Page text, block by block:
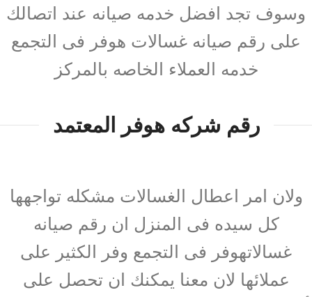
وسوف تجد افضل خدمه صيانه عند اتصالك
على رقم صيانه غسالات هوفر فى التجمع
خدمه العملاء الخاصه بالمركز
رقم شركه هوفر المعتمد
ولان امر اعطال الغسالات مشكله تواجهها
كل سيده فى المنزل ان رقم صيانه
غسالاتهوفر فى التجمع وفر الكثير على
عملائها لان معنا يمكنك ان تحصل على